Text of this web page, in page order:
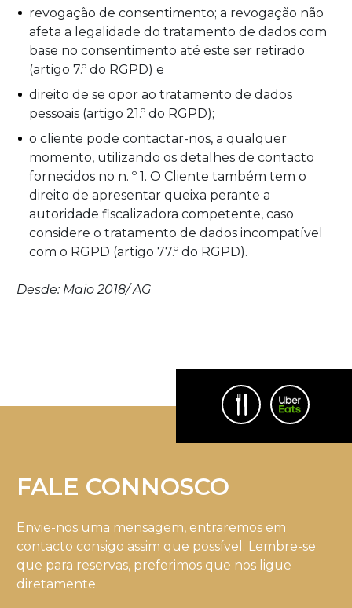
revogação de consentimento; a revogação não
afeta a legalidade do tratamento de dados com
base no consentimento até este ser retirado
(artigo 7.º do RGPD) e
direito de se opor ao tratamento de dados
pessoais (artigo 21.º do RGPD);
o cliente pode contactar-nos, a qualquer
momento, utilizando os detalhes de contacto
fornecidos no n. º 1. O Cliente também tem o
direito de apresentar queixa perante a
autoridade fiscalizadora competente, caso
considere o tratamento de dados incompatível
com o RGPD (artigo 77.º do RGPD).
Desde: Maio 2018/ AG
FALE CONNOSCO
Envie-nos uma mensagem, entraremos em
contacto consigo assim que possível. Lembre-se
que para reservas, preferimos que nos ligue
diretamente.